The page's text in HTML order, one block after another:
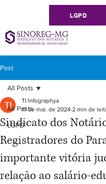
LGPD
Post
All Posts
LGPD
All Posts
Sindicato dos
Registradores do
importante vitória
relação ao salário-
TI Infographya
17 de mai. de 2024 2 min de